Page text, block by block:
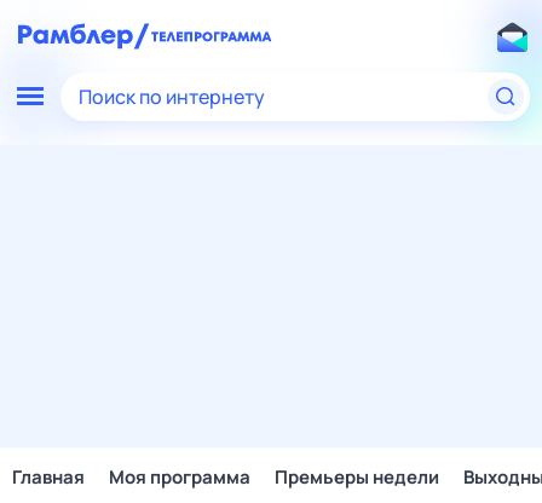
Поиск по интернету
Главная Моя программа Премьеры недели